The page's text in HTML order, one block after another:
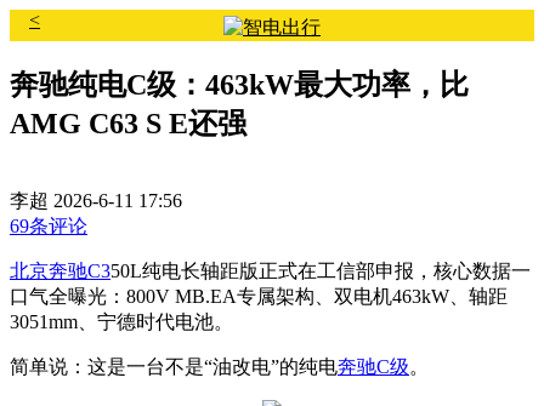
<
奔驰纯电C级：463kW最大功率，比
AMG C63 S E还强
李超 2026-6-11 17:56
69条评论
北京奔驰C350L纯电长轴距版正式在工信部申报，核心数据一
口气全曝光：800V MB.EA专属架构、双电机463kW、轴距
3051mm、宁德时代电池。
简单说：这是一台不是“油改电”的纯电奔驰C级。